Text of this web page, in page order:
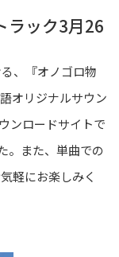
ラック3月26
、『オノゴロ物
オリジナルサウン
ンロードサイトで
。また、単曲での
軽にお楽しみく